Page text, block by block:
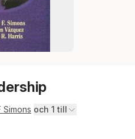
Simons och 1 till